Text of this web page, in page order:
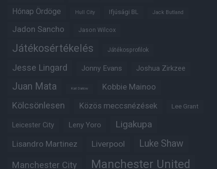
Hónap Ördöge Hull City Ifjúsági BL Jack Butland
Jadon Sancho Jason Wilcox
Játékosértékelés Játékosprofilok
Jesse Lingard Jonny Evans Joshua Zirkzee
Juan Mata Karl Darlow Kobbie Mainoo
Kölcsönlesen Közös meccsnézések Lee Grant
Leicester City Leny Yoro Ligakupa
Lisandro Martinez Liverpool Luke Shaw
Manchester City Manchester United